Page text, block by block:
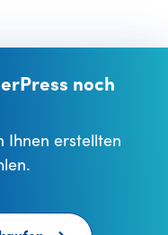
noch
Ihnen erstellten